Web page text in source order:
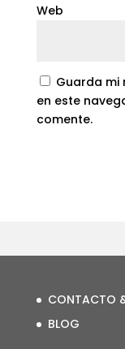
Web
Guarda mi
en este
comente.
CONTACTO
BLOG